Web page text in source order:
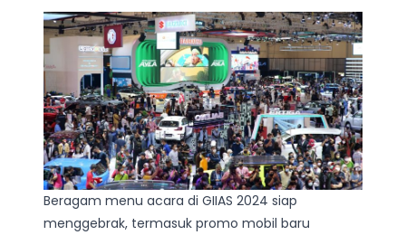
Beragam menu acara di GIIAS 2024 siap
menggebrak, termasuk promo mobil baru